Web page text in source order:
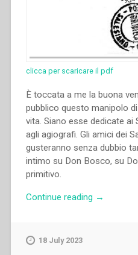
clicca per scaricare il pdf
È toccata a me la buona
pubblico questo manipolo
vita. Siano esse dedicate ai
agli agiografi. Gli amici dei
gusteranno senza dubbio
intimo su Don Bosco, su
primitivo.
Continue reading “Giuseppe
→
18 July 2023